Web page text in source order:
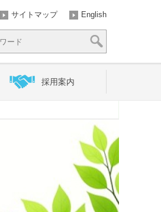
English
サイトマップ
採用案内